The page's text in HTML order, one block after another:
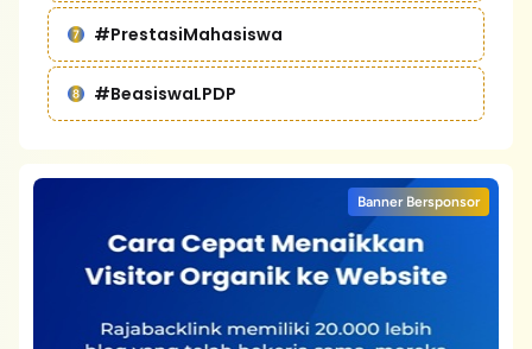
#PrestasiMahasiswa
#BeasiswaLPDP
Banner Bersponsor